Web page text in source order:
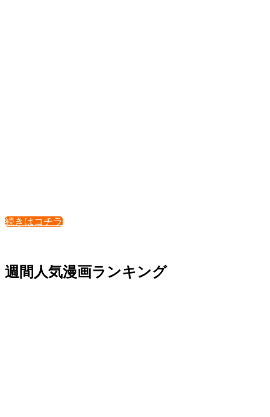
続きはコチラ
週間人気漫画ランキング